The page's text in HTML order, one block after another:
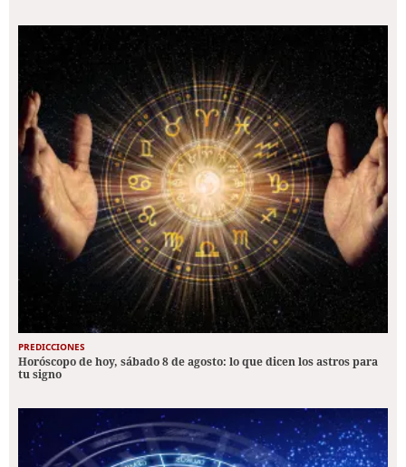
PREDICCIONES
Horóscopo de hoy, sábado 8 de agosto: lo que dicen los astros para
tu signo